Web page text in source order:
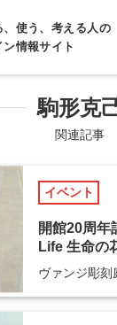
、使う、考える人の
ン情報サイト
駒形克
関連記事
イベント
開館20周
Life 生命の
ヴァンジ彫刻